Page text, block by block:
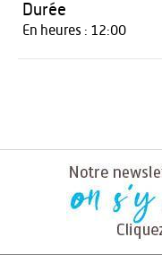
Durée
En heures : 12:00